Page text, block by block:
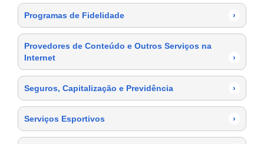
Programas de Fidelidade ›
Provedores de Conteúdo e Outros Serviços na
Internet
›
Seguros, Capitalização e Previdência ›
Serviços Esportivos ›